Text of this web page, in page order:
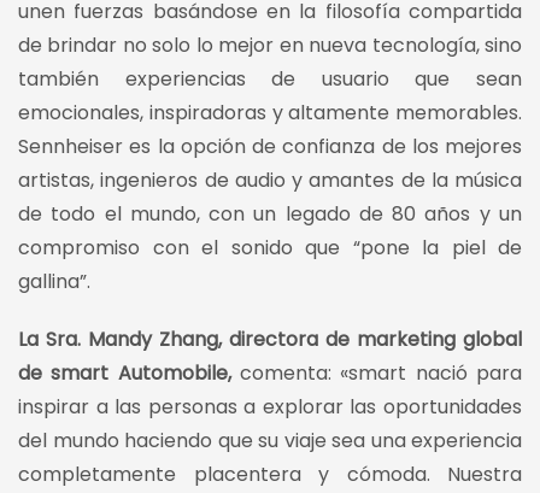
unen fuerzas basándose en la filosofía compartida
de brindar no solo lo mejor en nueva tecnología, sino
también experiencias de usuario que sean
emocionales, inspiradoras y altamente memorables.
Sennheiser es la opción de confianza de los mejores
artistas, ingenieros de audio y amantes de la música
de todo el mundo, con un legado de 80 años y un
compromiso con el sonido que “pone la piel de
gallina”.
La Sra. Mandy Zhang, directora de marketing global
de smart Automobile,comenta: «smart nació para
inspirar a las personas a explorar las oportunidades
del mundo haciendo que su viaje sea una experiencia
completamente placentera y cómoda. Nuestra